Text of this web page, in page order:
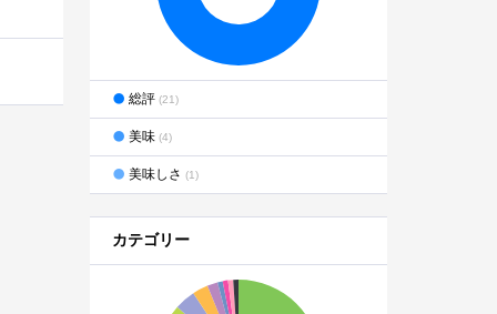
総評 (21)
美味 (4)
美味しさ (1)
カテゴリー